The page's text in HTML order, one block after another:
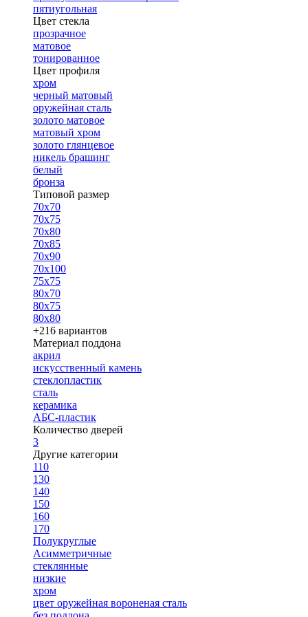
пятиугольная
Цвет стекла
прозрачное
матовое
тонированное
Цвет профиля
хром
черный матовый
оружейная сталь
золото матовое
матовый хром
золото глянцевое
никель брашинг
белый
бронза
Типовой размер
70х70
70х75
70х80
70х85
70х90
70х100
75х75
80х70
80х75
80х80
+216 вариантов
Материал поддона
акрил
искусственный камень
стеклопластик
сталь
керамика
АБС-пластик
Количество дверей
3
Другие категории
110
130
140
150
160
170
Полукруглые
Асимметричные
стеклянные
низкие
хром
цвет оружейная вороненая сталь